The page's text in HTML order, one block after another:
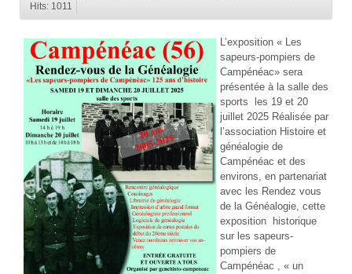
Hits: 1011
L’exposition « Les
sapeurs-pompiers de
Campénéac» sera
présentée à la salle des
sports les 19 et 20
juillet 2025 Réalisée par
l’association Histoire et
généalogie de
Campénéac et des
environs, en partenariat
avec les Rendez vous
de la Généalogie, cette
exposition historique
sur les sapeurs-
pompiers de
Campénéac , « un